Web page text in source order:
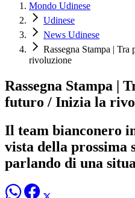
Mondo Udinese
Udinese
News Udinese
Rassegna Stampa | Tra
rivoluzione
Rassegna Stampa |
futuro / Inizia la
Il team bianconero
vista della prossima
parlando di una